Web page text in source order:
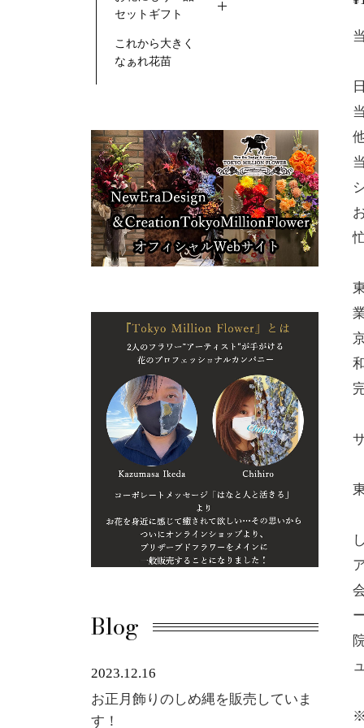
セットギフト
これから大きく
なぁれ花苗
Blog
2023.12.16
お正月飾りのしめ縄を販売していま
す！